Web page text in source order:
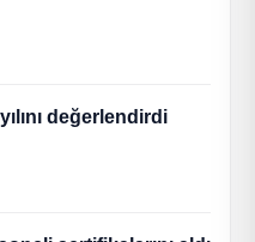
değerlendirdi